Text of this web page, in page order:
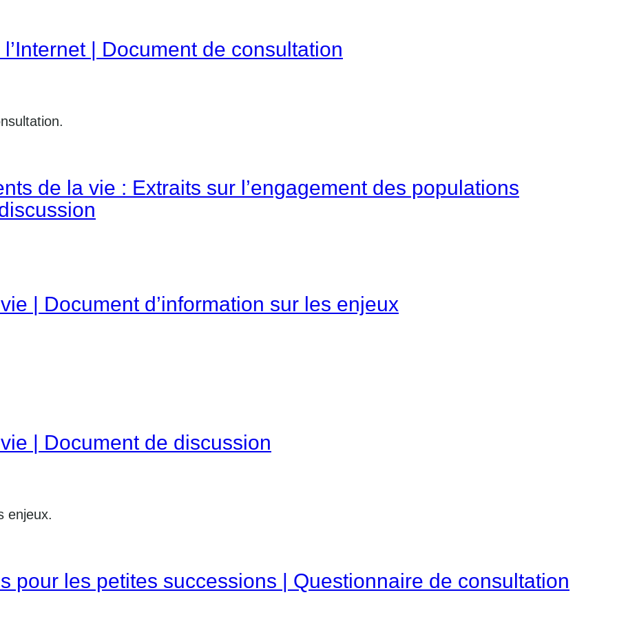
| Document de consultation
de la vie : Extraits sur l’engagement des populations
| Document d’information sur les enjeux
| Document de discussion
enjeux.
pour les petites successions | Questionnaire de consultation